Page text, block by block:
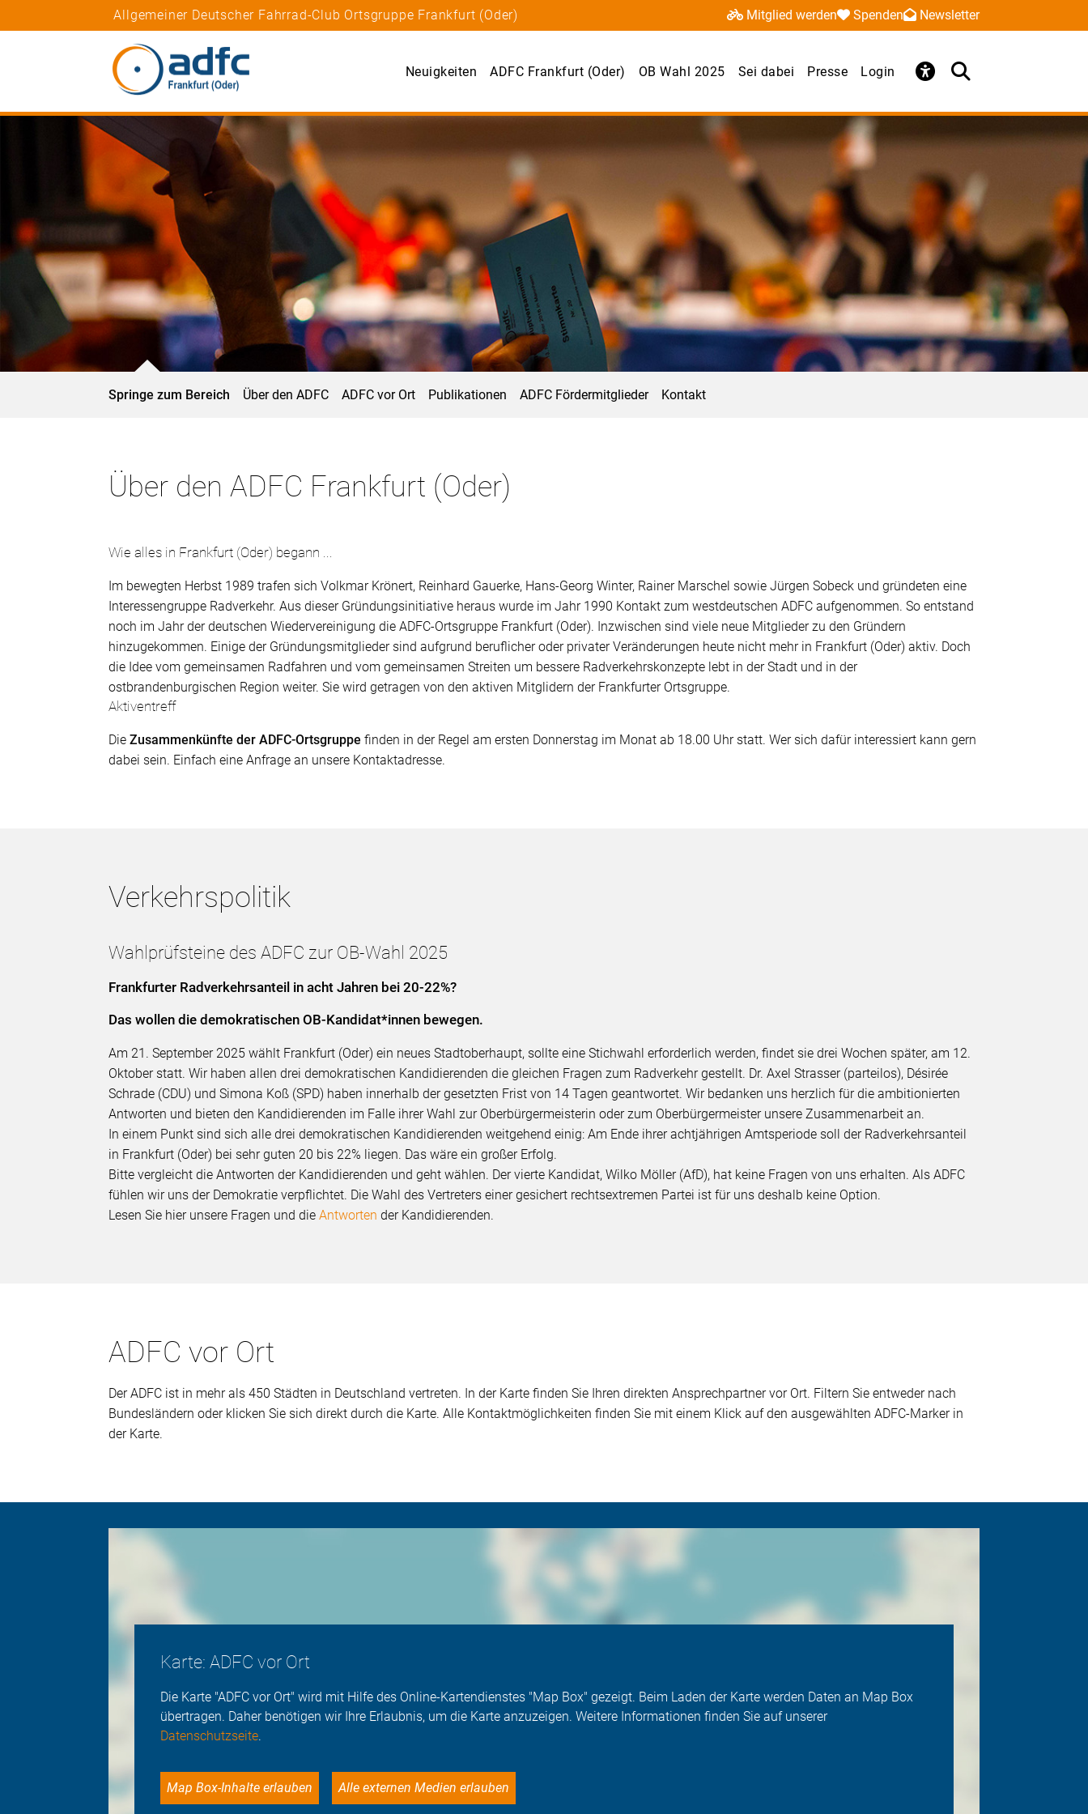
Allgemeiner Deutscher Fahrrad-Club Ortsgruppe Frankfurt (Oder) Mitglied werden Spenden Newsletter
Neuigkeiten ADFC Frankfurt (Oder) OB Wahl 2025 Sei dabei Presse Login
Springe zum Bereich Über den ADFC ADFC vor Ort Publikationen ADFC Fördermitglieder Kontakt
Über den ADFC Frankfurt (Oder)
Wie alles in Frankfurt (Oder) begann ...
Im bewegten Herbst 1989 trafen sich Volkmar Krönert, Reinhard Gauerke, Hans-Georg Winter, Rainer Marschel sowie Jürgen Sobeck und gründeten eine
Interessengruppe Radverkehr. Aus dieser Gründungsinitiative heraus wurde im Jahr 1990 Kontakt zum westdeutschen ADFC aufgenommen. So entstand
noch im Jahr der deutschen Wiedervereinigung die ADFC-Ortsgruppe Frankfurt (Oder). Inzwischen sind viele neue Mitglieder zu den Gründern
hinzugekommen. Einige der Gründungsmitglieder sind aufgrund beruflicher oder privater Veränderungen heute nicht mehr in Frankfurt (Oder) aktiv. Doch
die Idee vom gemeinsamen Radfahren und vom gemeinsamen Streiten um bessere Radverkehrskonzepte lebt in der Stadt und in der
ostbrandenburgischen Region weiter. Sie wird getragen von den aktiven Mitglidern der Frankfurter Ortsgruppe.
Aktiventreff
DieZusammenkünfte der ADFC-Ortsgruppefinden in der Regel am ersten Donnerstag im Monat ab 18.00 Uhr statt. Wer sich dafür interessiert kann gern
dabei sein. Einfach eine Anfrage an unsere Kontaktadresse.
Verkehrspolitik
Wahlprüfsteine des ADFC zur OB-Wahl 2025
Frankfurter Radverkehrsanteil in acht Jahren bei 20-22%?
Das wollen die demokratischen OB-Kandidat*innen bewegen.
Am 21. September 2025 wählt Frankfurt (Oder) ein neues Stadtoberhaupt, sollte eine Stichwahl erforderlich werden, findet sie drei Wochen später, am 12.
Oktober statt. Wir haben allen drei demokratischen Kandidierenden die gleichen Fragen zum Radverkehr gestellt. Dr. Axel Strasser (parteilos), Désirée
Schrade (CDU) und Simona Koß (SPD) haben innerhalb der gesetzten Frist von 14 Tagen geantwortet. Wir bedanken uns herzlich für die ambitionierten
Antworten und bieten den Kandidierenden im Falle ihrer Wahl zur Oberbürgermeisterin oder zum Oberbürgermeister unsere Zusammenarbeit an.
In einem Punkt sind sich alle drei demokratischen Kandidierenden weitgehend einig: Am Ende ihrer achtjährigen Amtsperiode soll der Radverkehrsanteil
in Frankfurt (Oder) bei sehr guten 20 bis 22% liegen. Das wäre ein großer Erfolg.
Bitte vergleicht die Antworten der Kandidierenden und geht wählen. Der vierte Kandidat, Wilko Möller (AfD), hat keine Fragen von uns erhalten. Als ADFC
fühlen wir uns der Demokratie verpflichtet. Die Wahl des Vertreters einer gesichert rechtsextremen Partei ist für uns deshalb keine Option.
Lesen Sie hier unsere Fragen und dieAntworten der Kandidierenden.
ADFC vor Ort
Der ADFC ist in mehr als 450 Städten in Deutschland vertreten. In der Karte finden Sie Ihren direkten Ansprechpartner vor Ort. Filtern Sie entweder nach
Bundesländern oder klicken Sie sich direkt durch die Karte. Alle Kontaktmöglichkeiten finden Sie mit einem Klick auf den ausgewählten ADFC-Marker in
der Karte.
Karte: ADFC vor Ort
Die Karte "ADFC vor Ort" wird mit Hilfe des Online-Kartendienstes "Map Box" gezeigt. Beim Laden der Karte werden Daten an Map Box
übertragen. Daher benötigen wir Ihre Erlaubnis, um die Karte anzuzeigen. Weitere Informationen finden Sie auf unserer
Datenschutzseite.
Map Box-Inhalte erlauben Alle externen Medien erlauben